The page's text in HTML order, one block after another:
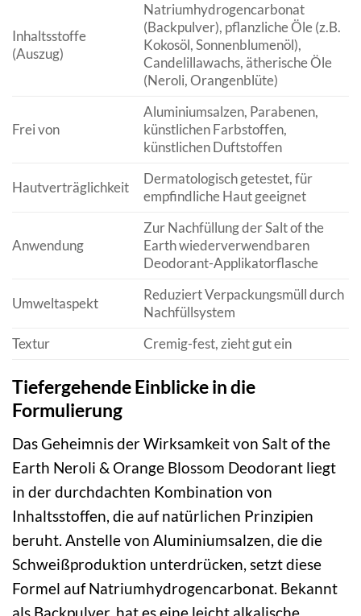
Inhaltsstoffe
(Auszug)
Natriumhydrogencarbonat
(Backpulver), pflanzliche Öle (z.B.
Kokosöl, Sonnenblumenöl),
Candelillawachs, ätherische Öle
(Neroli, Orangenblüte)
Frei von
Aluminiumsalzen, Parabenen,
künstlichen Farbstoffen,
künstlichen Duftstoffen
Hautverträglichkeit
Dermatologisch getestet, für
empfindliche Haut geeignet
Anwendung
Zur Nachfüllung der Salt of the
Earth wiederverwendbaren
Deodorant-Applikatorflasche
Umweltaspekt
Reduziert Verpackungsmüll durch
Nachfüllsystem
Textur
Cremig-fest, zieht gut ein
Tiefergehende Einblicke in die
Formulierung
Das Geheimnis der Wirksamkeit von Salt of the
Earth Neroli & Orange Blossom Deodorant liegt
in der durchdachten Kombination von
Inhaltsstoffen, die auf natürlichen Prinzipien
beruht. Anstelle von Aluminiumsalzen, die die
Schweißproduktion unterdrücken, setzt diese
Formel auf Natriumhydrogencarbonat. Bekannt